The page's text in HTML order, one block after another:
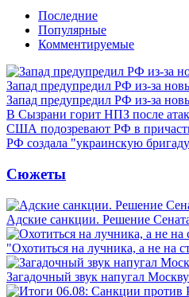
Последние
Популярные
Комментируемые
Запад предупредил РФ из-за
Запад предупредил РФ из-за
В Сызрани горит НПЗ после
США подозревают РФ в
РФ создала "украинскую
Сюжеты
Адские санкции. Решение
"Охотиться на лучника, а не на
Загадочный звук напугал